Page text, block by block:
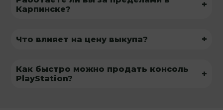
Карпинске?
+
Что влияет на цену выкупа? +
Как быстро можно продать консоль
PlayStation?
+